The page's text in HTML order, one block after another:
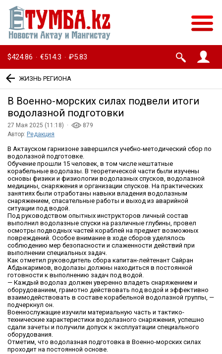
$424.86 · €514.3 · ₽5.83
ЖИЗНЬ РЕГИОНА
В Военно-морских силах подвели итоги
водолазной подготовки
27 Мая 2025 (11:18) ·
879
Автор: Редакция
В Актауском гарнизоне завершился учебно-методический сбор по
водолазной подготовке.
Обучение прошли 15 человек, в том числе нештатные
корабельные водолазы. В теоретической части были изучены
основы физики и физиологии водолазных спусков, водолазной
медицины, снаряжения и организации спусков. На практических
занятиях были отработаны навыки владения водолазным
снаряжением, спасательные работы и выход из аварийной
ситуации под водой.
Под руководством опытных инструкторов личный состав
выполнил водолазные спуски на различные глубины, провел
осмотры подводных частей кораблей на предмет возможных
повреждений. Особое внимание в ходе сборов уделялось
соблюдению мер безопасности и слаженности действий при
выполнении специальных задач.
Как отметил руководитель сбора капитан-лейтенант Сайран
Абдыкаримов, водолазы должны находиться в постоянной
готовности к выполнению задач под водой.
— Каждый водолаз должен уверенно владеть снаряжением и
оборудованием, грамотно действовать под водой и эффективно
взаимодействовать в составе корабельной водолазной группы, —
подчеркнул он.
Военнослужащие изучили материальную часть и тактико-
технические характеристики водолазного снаряжения, успешно
сдали зачеты и получили допуск к эксплуатации специального
оборудования.
Отметим, что водолазная подготовка в Военно-морских силах
проходит на постоянной основе.